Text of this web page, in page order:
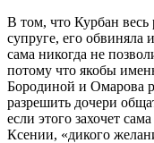
В том, что Курбан весь
супруге, его обвиняла
сама никогда не
потому что якобы
Бородиной и Омарова
разрешить дочери
если этого захочет
Ксении, «дикого